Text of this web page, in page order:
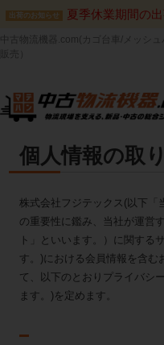
出荷のお知らせ 夏季休業期間の
中古物流機器.com(カゴ台車/メッシ
個人情報の取
株式会社フジテックス(以下「
の重要性に鑑み、当社が運営
ト」といいます。）に関する
す。)における会員情報を含む
て、以下のとおりプライバシ
ます。)を定めます。